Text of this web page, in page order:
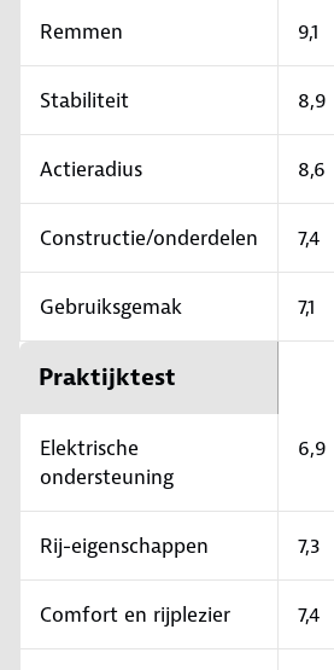
Remmen 9,1
Stabiliteit 8,9
Actieradius 8,6
Constructie/onderdelen 7,4
Gebruiksgemak 7,1
Praktijktest
Elektrische
ondersteuning
6,9
Rij-eigenschappen 7,3
Comfort en rijplezier 7,4